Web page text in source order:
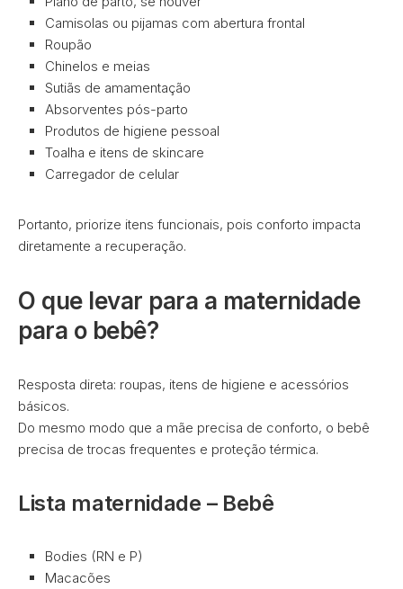
Camisolas ou pijamas com abertura frontal
Roupão
Chinelos e meias
Sutiãs de amamentação
Absorventes pós-parto
Produtos de higiene pessoal
Toalha e itens de skincare
Carregador de celular
Portanto, priorize itens funcionais, pois conforto impacta
diretamente a recuperação.
O que levar para a maternidade
para o bebê?
Resposta direta: roupas, itens de higiene e acessórios
básicos.
Do mesmo modo que a mãe precisa de conforto, o bebê
precisa de trocas frequentes e proteção térmica.
Lista maternidade – Bebê
Bodies (RN e P)
Macacões